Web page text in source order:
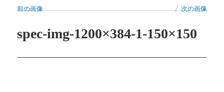
前の画像 次の画像
spec-img-1200×384-1-150×150